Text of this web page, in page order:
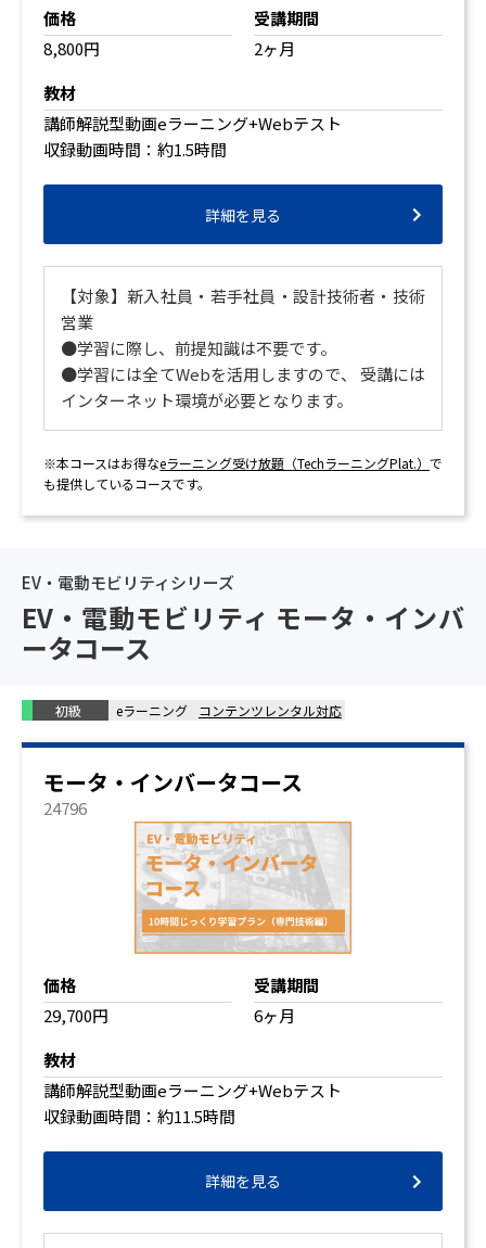
価格
8,800円
受講期間
2ヶ月
教材
講師解説型動画eラーニング+Webテスト
収録動画時間：約1.5時間
詳細を見る
【対象】新入社員・若手社員・設計技術者・技術
営業
●学習に際し、前提知識は不要です。
●学習には全てWebを活用しますので、 受講には
インターネット環境が必要となります。
※本コースはお得なeラーニング受け放題（TechラーニングPlat.）で
も提供しているコースです。
EV・電動モビリティシリーズ
EV・電動モビリティ モータ・インバ
ータコース
初級 eラーニング コンテンツレンタル対応
モータ・インバータコース
24796
価格
29,700円
受講期間
6ヶ月
教材
講師解説型動画eラーニング+Webテスト
収録動画時間：約11.5時間
詳細を見る